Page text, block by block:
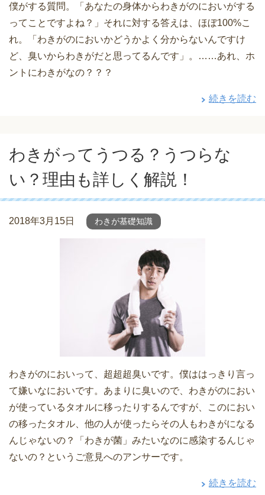
僕がする質問。「あなたの身体からわきがのにおいがする
ってことですよね？」それに対する答えは、ほぼ100%こ
れ。「わきがのにおいかどうかよく分からないんですけ
ど、臭いからわきがだと思ってるんです」。……あれ、ホ
ントにわきがなの？？？
続きを読む
わきがってうつる？うつらな
い？理由も詳しく解説！
2018年3月15日 わきが基礎知識
わきがのにおいって、超超超臭いです。僕ははっきり言っ
て嫌いなにおいです。あまりに臭いので、わきがのにおい
が使っているタオルに移ったりするんですが、このにおい
の移ったタオル、他の人が使ったらその人もわきがになる
んじゃないの？「わきが菌」みたいなのに感染するんじゃ
ないの？というご意見へのアンサーです。
続きを読む